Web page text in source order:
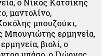
ο Νίκος Κατσίκης
μαντολίνο,
μπουζούκι,
Μπουγιώτης ερμηνεία,
βιολί, ο